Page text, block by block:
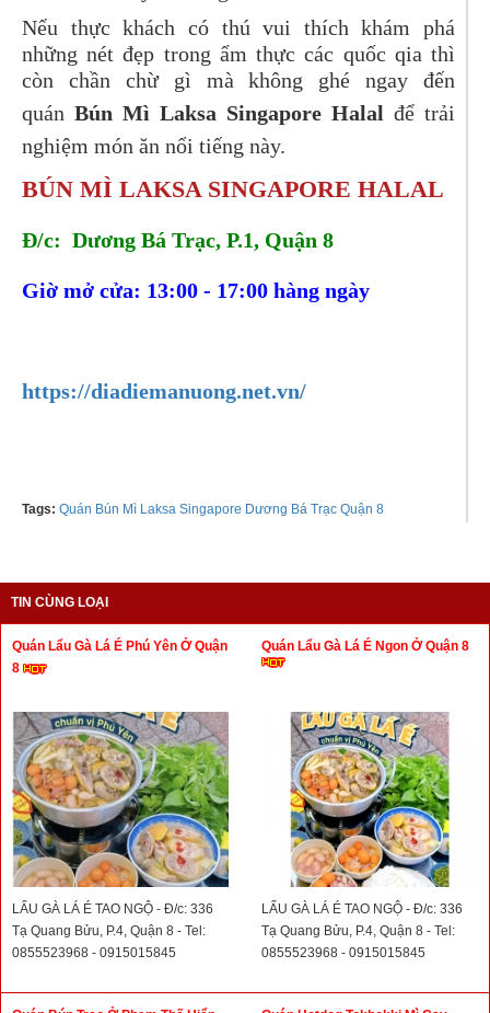
Nếu thực khách có thú vui thích khám phá
những nét đẹp trong ẩm thực các quốc qia thì
còn chần chừ gì mà không ghé ngay đến
quán Bún Mì Laksa Singapore Halal để trải
nghiệm món ăn nổi tiếng này.
BÚN MÌ LAKSA SINGAPORE HALAL
Đ/c: Dương Bá Trạc, P.1, Quận 8
Giờ mở cửa: 13:00 - 17:00 hàng ngày
https://diadiemanuong.net.vn/
Tags: Quán Bún Mì Laksa Singapore Dương Bá Trạc Quận 8
TIN CÙNG LOẠI
Quán Lẩu Gà Lá É Phú Yên Ở Quận
8
LẨU GÀ LÁ É TAO NGỘ - Đ/c: 336
Tạ Quang Bửu, P.4, Quận 8 - Tel:
0855523968 - 0915015845
Quán Lẩu Gà Lá É Ngon Ở Quận 8
LẨU GÀ LÁ É TAO NGỘ - Đ/c: 336
Tạ Quang Bửu, P.4, Quận 8 - Tel:
0855523968 - 0915015845